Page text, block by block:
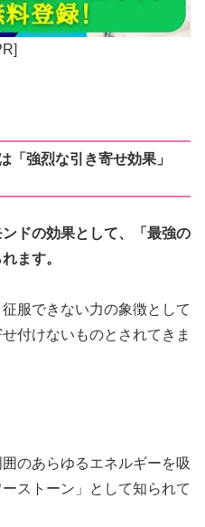
「強烈な引き寄せ効果」
ドの効果として、「最強の
ます。
服できない力の象徴として
付けないものとされてきま
のあらゆるエネルギーを吸
ストーン」として知られて